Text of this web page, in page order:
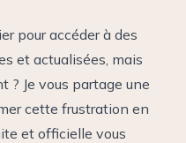
pour accéder à des
et actualisées, mais
? Je vous partage une
cette frustration en
et officielle vous